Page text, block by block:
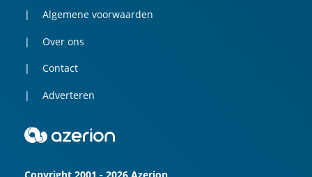
Algemene voorwaarden
Over ons
Contact
Adverteren
Copyright 2001 - 2026 Azerion